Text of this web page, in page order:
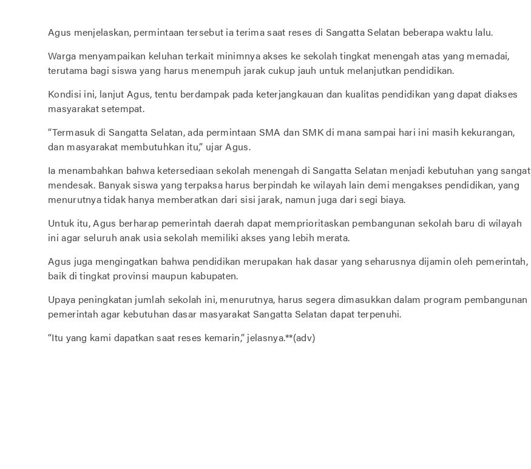
Agus menjelaskan, permintaan tersebut ia terima saat reses di Sangatta Selatan beberapa waktu lalu.
Warga menyampaikan keluhan terkait minimnya akses ke sekolah tingkat menengah atas yang memadai,
terutama bagi siswa yang harus menempuh jarak cukup jauh untuk melanjutkan pendidikan.
Kondisi ini, lanjut Agus, tentu berdampak pada keterjangkauan dan kualitas pendidikan yang dapat diakses
masyarakat setempat.
“Termasuk di Sangatta Selatan, ada permintaan SMA dan SMK di mana sampai hari ini masih kekurangan,
dan masyarakat membutuhkan itu,” ujar Agus.
Ia menambahkan bahwa ketersediaan sekolah menengah di Sangatta Selatan menjadi kebutuhan yang sangat
mendesak. Banyak siswa yang terpaksa harus berpindah ke wilayah lain demi mengakses pendidikan, yang
menurutnya tidak hanya memberatkan dari sisi jarak, namun juga dari segi biaya.
Untuk itu, Agus berharap pemerintah daerah dapat memprioritaskan pembangunan sekolah baru di wilayah
ini agar seluruh anak usia sekolah memiliki akses yang lebih merata.
Agus juga mengingatkan bahwa pendidikan merupakan hak dasar yang seharusnya dijamin oleh pemerintah,
baik di tingkat provinsi maupun kabupaten.
Upaya peningkatan jumlah sekolah ini, menurutnya, harus segera dimasukkan dalam program pembangunan
pemerintah agar kebutuhan dasar masyarakat Sangatta Selatan dapat terpenuhi.
“Itu yang kami dapatkan saat reses kemarin,” jelasnya.**(adv)